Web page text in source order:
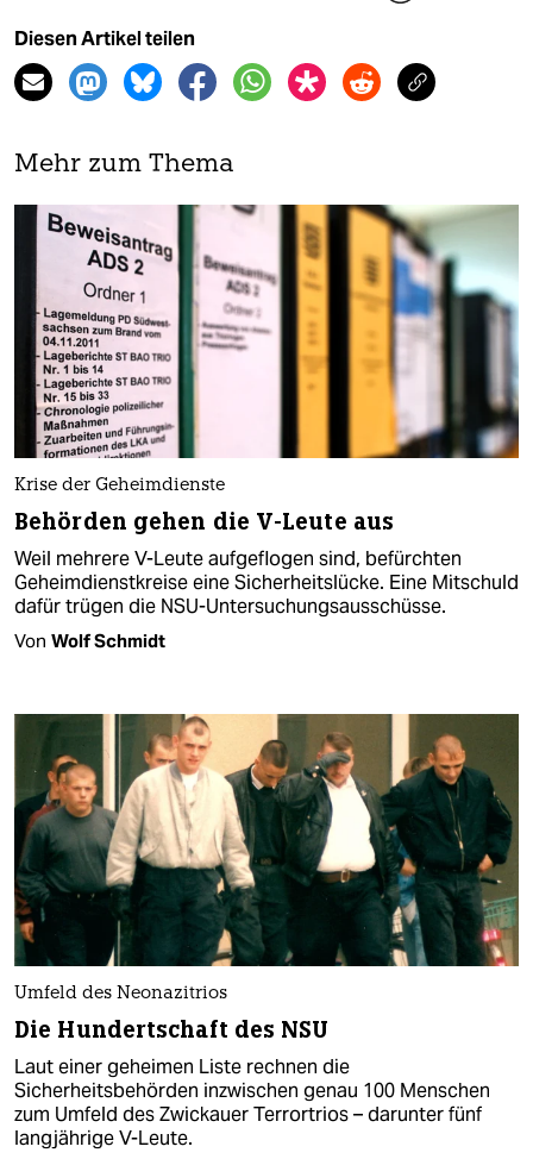
Diesen Artikel teilen
Mehr zum Thema
Krise der Geheimdienste
Behörden gehen die V-Leute aus
Weil mehrere V-Leute aufgeflogen sind, befürchten
Geheimdienstkreise eine Sicherheitslücke. Eine Mitschuld
dafür trügen die NSU-Untersuchungsausschüsse.
Von Wolf Schmidt
Umfeld des Neonazitrios
Die Hundertschaft des NSU
Laut einer geheimen Liste rechnen die
Sicherheitsbehörden inzwischen genau 100 Menschen
zum Umfeld des Zwickauer Terrortrios – darunter fünf
langjährige V-Leute.